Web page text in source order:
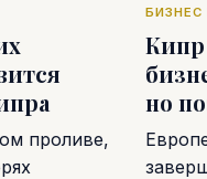
проливе,
БИЗНЕС
Кипр
но